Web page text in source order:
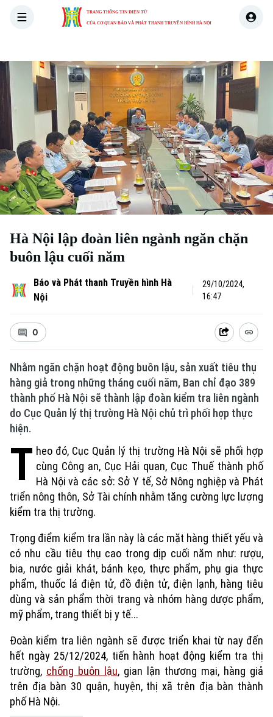
TRANG THÔNG TIN ĐIỆN TỬ
CỦA CƠ QUAN BÁO VÀ PHÁT THANH TRUYỀN HÌNH HÀ NỘI
Xu hướng
Chuyên mục
Thời sự
Chính trị
Xã hội
Công nghệ
Hà Nội
Nhịp sống Hà Nội
Người Hà Nội
Khoảnh khắc Hà Nội
Ẩm thực
Thế giới
Tin tức
Quân sự
Hồ sơ
Người Việt 4 phương
Kinh tế
Tin tức
Cafe sáng
Tài chính Ngân hàng
Nhà đất
Tin tức
Đầu tư
Căn hộ
Đất đai
Kinh nghiệm
Tàu và Xe
Ô tô
Tàu
Xe máy
Thị trường
Giáo dục
Tin tức
Tuyển sinh
Hướng nghiệp
Văn hóa
Tin tức
Sức khỏe
Hà Nội lập đoàn liên ngành ngăn chặn
buôn lậu cuối năm
Báo và Phát thanh Truyền hình Hà
Nội
29/10/2024,
16:47
0
Nhằm ngăn chặn hoạt động buôn lậu, sản xuất tiêu thụ
hàng giả trong những tháng cuối năm, Ban chỉ đạo 389
thành phố Hà Nội sẽ thành lập đoàn kiểm tra liên ngành
do Cục Quản lý thị trường Hà Nội chủ trì phối hợp thực
hiện.
Play
Video
T heo đó, Cục Quản lý thị trường Hà Nội sẽ phối hợp
cùng Công an, Cục Hải quan, Cục Thuế thành phố
Hà Nội và các sở: Sở Y tế, Sở Nông nghiệp và Phát
triển nông thôn, Sở Tài chính nhằm tăng cường lực lượng
kiểm tra thị trường.
Trọng điểm kiểm tra lần này là các mặt hàng thiết yếu và
có nhu cầu tiêu thụ cao trong dịp cuối năm như: rượu,
bia, nước giải khát, bánh kẹo, thực phẩm, phụ gia thực
phẩm, thuốc lá điện tử, đồ điện tử, điện lạnh, hàng tiêu
dùng và sản phẩm thời trang và nhóm hàng dược phẩm,
mỹ phẩm, trang thiết bị y tế...
Đoàn kiểm tra liên ngành sẽ được triển khai từ nay đến
hết ngày 25/12/2024, tiến hành hoạt động kiểm tra thị
trường, chống buôn lậu, gian lận thương mại, hàng giả
trên địa bàn 30 quận, huyện, thị xã trên địa bàn thành
phố Hà Nội.